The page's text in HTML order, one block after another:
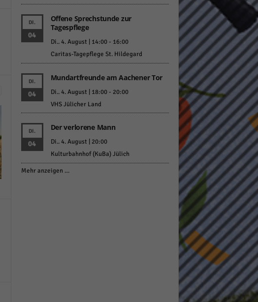
DI.
04
Offene Sprechstunde zur
Tagespflege
Di.. 4. August | 14:00- 16:00
Caritas-Tagepflege St. Hildegard
DI.
04
Mundartfreunde am Aachener Tor
Di.. 4. August | 18:00- 20:00
VHS Jülicher Land
DI.
04
Der verlorene Mann
Di.. 4. August | 20:00
Kulturbahnhof (KuBa) Jülich
Mehr anzeigen …